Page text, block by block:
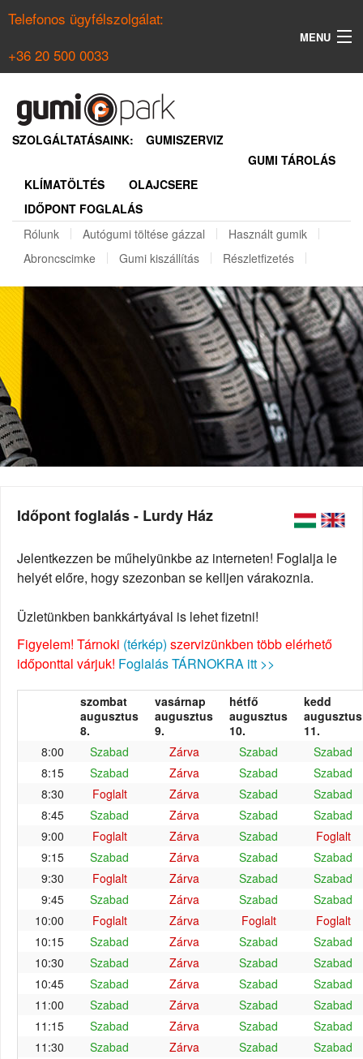
Telefonos ügyfélszolgálat:
+36 20 500 0033
MENU
NYÁRI GUMI KERESŐ
REGISZTRÁCIÓ
SZOLGÁLTATÁSAINK:
GUMISZERVIZ
GUMI TÁROLÁS
KLÍMATÖLTÉS
OLAJCSERE
IDŐPONT FOGLALÁS
Rólunk
Autógumi töltése gázzal
Használt gumik
Abroncscimke
Gumi kiszállítás Részletfizetés
Időpont foglalás - Lurdy Ház
Jelentkezzen be műhelyünkbe az interneten! Foglalja le
helyét előre, hogy szezonban se kelljen várakoznia.
Üzletünkben bankkártyával is lehet fizetni!
Figyelem! Tárnoki (térkép) szervizünkben több elérhető
időponttal várjuk! Foglalás TÁRNOKRA itt >>
szombat
augusztus
8.
vasárnap
augusztus
9.
hétfő
augusztus
10.
kedd
augusztus
11.
8:00
Szabad Zárva Szabad
Szabad
8:15
Szabad Zárva Szabad
Szabad
8:30
Foglalt Zárva Szabad
Szabad
8:45
Szabad Zárva Szabad
Szabad
9:00
Foglalt Zárva Szabad
Foglalt
9:15
Szabad Zárva Szabad
Szabad
9:30
Foglalt Zárva Szabad
Szabad
9:45
Szabad Zárva Szabad
Szabad
10:00
Foglalt Zárva Foglalt
Foglalt
10:15
Szabad Zárva Szabad
Szabad
10:30
Szabad Zárva Szabad
Szabad
10:45
Szabad Zárva Szabad
Szabad
11:00
Szabad Zárva Szabad
Szabad
11:15
Szabad Zárva Szabad
Szabad
11:30
Szabad Zárva Szabad
Szabad